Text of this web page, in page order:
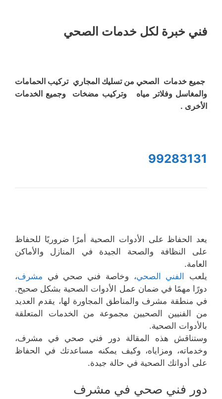
فني خبرة لكل خدمات الصحي
جميع خدمات الصحي من تسليك المجاري تركيب الحمامات
والمغاسل وفلاتر مياه وتركيب مضخات وجميع الخدمات
الأخرى .
99283131
يعد الحفاظ على الأدوات الصحية أمرًا ضروريًا للحفاظ
على النظافة والصحة الجيدة في المنازل والأماكن
العامة.
يلعب الفني الصحي، وخاصة فني صحي في مشرف،
دورًا مهمًا في ضمان عمل الأدوات الصحية بشكل صحيح.
في منطقة مشرف والمناطق المجاورة لها، يقدم العديد
من الفنيين الصحيين مجموعة من الخدمات المتعلقة
بالأدوات الصحية.
وستناقش هذه المقالة دور فني صحي في مشرف،
وخدماته، ومزاياه، وكيف يمكنه مساعدتك في الحفاظ
على أدواتك الصحية في حالة جيدة.
دور فني صحي في مشرف